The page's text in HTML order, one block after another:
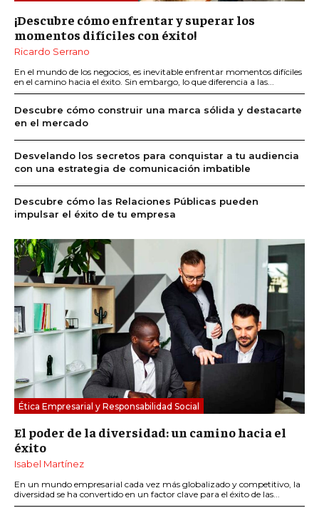
¡Descubre cómo enfrentar y superar los
momentos difíciles con éxito!
Ricardo Serrano
En el mundo de los negocios, es inevitable enfrentar momentos difíciles
en el camino hacia el éxito. Sin embargo, lo que diferencia a las...
Descubre cómo construir una marca sólida y destacarte
en el mercado
Desvelando los secretos para conquistar a tu audiencia
con una estrategia de comunicación imbatible
Descubre cómo las Relaciones Públicas pueden
impulsar el éxito de tu empresa
Ética Empresarial y Responsabilidad Social
El poder de la diversidad: un camino hacia el
éxito
Isabel Martínez
En un mundo empresarial cada vez más globalizado y competitivo, la
diversidad se ha convertido en un factor clave para el éxito de las...